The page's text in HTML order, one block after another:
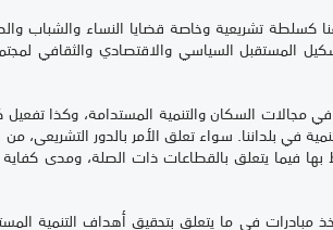
تشريعية وخاصة قضايا النساء والشباب
المستقبل السياسي والاقتصادي والثقافي
مجالات السكان والتنمية المستدامة، وكذا تفعيل
بلداننا. سواء تعلق الأمر بالدور التشريعى، من
بها فيما يتعلق بالقطاعات ذات الصلة، ومدى
مبادرات في ما يتعلق بتحقيق أهداف التنمية